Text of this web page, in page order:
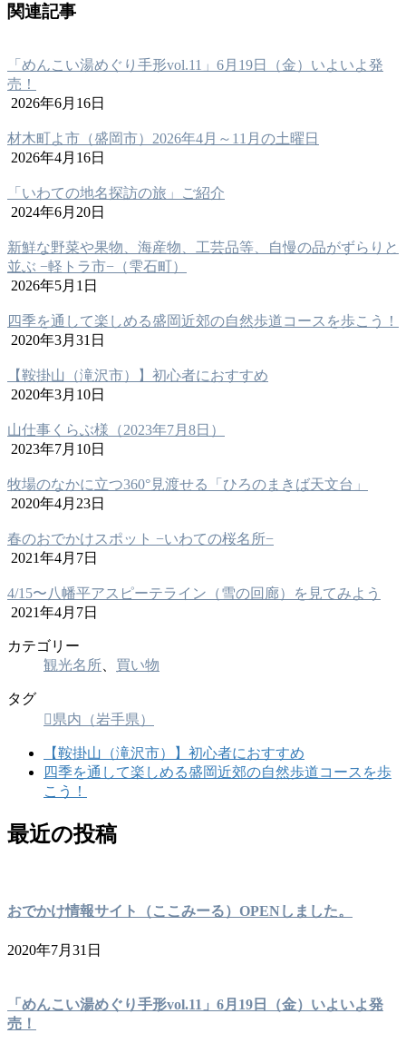
関連記事
「めんこい湯めぐり手形vol.11」6月19日（金）いよいよ発
売！
2026年6月16日
材木町よ市（盛岡市）2026年4月～11月の土曜日
2026年4月16日
「いわての地名探訪の旅」ご紹介
2024年6月20日
新鮮な野菜や果物、海産物、工芸品等、自慢の品がずらりと
並ぶ −軽トラ市−（雫石町）
2026年5月1日
四季を通して楽しめる盛岡近郊の自然歩道コースを歩こう！
2020年3月31日
【鞍掛山（滝沢市）】初心者におすすめ
2020年3月10日
山仕事くらぶ様（2023年7月8日）
2023年7月10日
牧場のなかに立つ360°見渡せる「ひろのまきば天文台」
2020年4月23日
春のおでかけスポット −いわての桜名所−
2021年4月7日
4/15〜八幡平アスピーテライン（雪の回廊）を見てみよう
2021年4月7日
カテゴリー
観光名所
買い物
タグ
県内（岩手県）
【鞍掛山（滝沢市）】初心者におすすめ
四季を通して楽しめる盛岡近郊の自然歩道コースを歩
こう！
最近の投稿
おでかけ情報サイト（ここみーる）OPENしました。
2020年7月31日
「めんこい湯めぐり手形vol.11」6月19日（金）いよいよ発
売！